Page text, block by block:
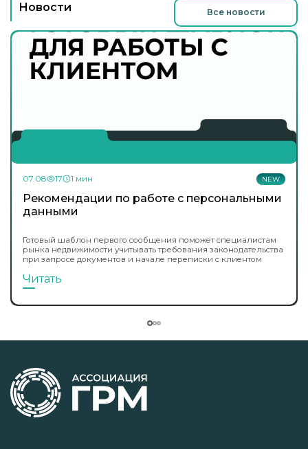
Новости Все новости
NEW
07.08 17 1 мин
Рекомендации по работе с персональными
данными
Готовый шаблон первого сообщения поможет специалистам
рынка недвижимости учитывать требования законодательства
при запросе документов и начале переписки с клиентом
Читать